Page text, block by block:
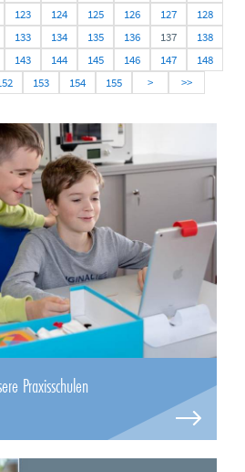
123 124 125 126 127
128
133 134 135 136 137
138
143 144 145 146 147
148
153 154 155 > >>
Praxisschulen